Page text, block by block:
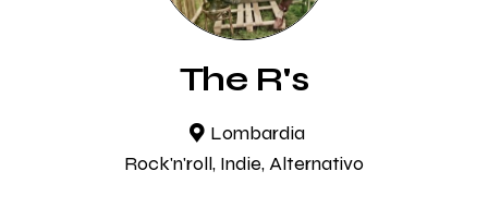
The R's
Lombardia
Rock'n'roll, Indie, Alternativo